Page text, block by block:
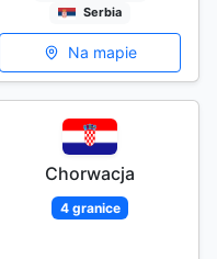
Serbia
Na mapie
Chorwacja
4 granice